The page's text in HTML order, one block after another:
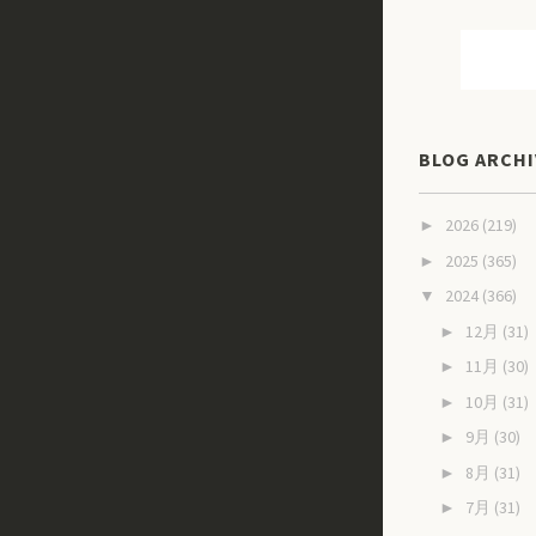
BLOG
► 2026 (219)
► 2025 (365)
▼ 2024 (366)
► 12月 (31)
► 11月 (30)
► 10月 (31)
► 9月 (30)
► 8月 (31)
► 7月 (31)